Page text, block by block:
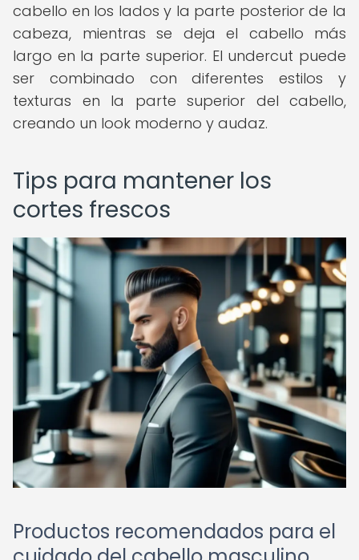
cabello en los lados y la parte posterior de la
cabeza, mientras se deja el cabello más
largo en la parte superior. El undercut puede
ser combinado con diferentes estilos y
texturas en la parte superior del cabello,
creando un look moderno y audaz.
Tips para mantener los
cortes frescos
Productos recomendados para el